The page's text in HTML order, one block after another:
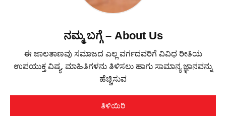
ನಮ್ಮ ಬಗ್ಗೆ – About Us
ಈ ಜಾಲತಾಣವು ಸಮಾಜದ ಎಲ್ಲ ವರ್ಗದವರಿಗೆ ವಿವಿಧ ರೀತಿಯ
ಉಪಯುಕ್ತ ವಿಷ್ಯ, ಮಾಹಿತಿಗಳನು ತಿಳಿಸಲು ಹಾಗು ಸಾಮಾನ್ಯ ಜ್ಞಾನವನ್ನು
ಹೆಚ್ಚಿಸುವ
ತಿಳಿಯಿರಿ